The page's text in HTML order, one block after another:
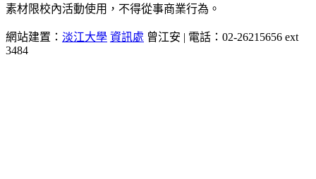
素材限校內活動使用，不得從事商業行為。
網站建置： 淡江大學 資訊處 曾江安 | 電話：02-26215656 ext
3484